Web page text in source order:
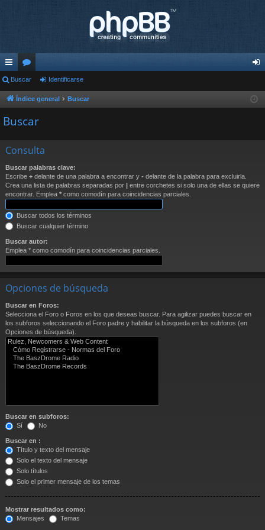
nl
ac
es
pi
do
s
or
os nti
Buscar Identificarse
Índice general Buscar
Buscar
Consulta
Buscar palabras clave:
Escribe + delante de una palabra a encontrar y - delante de la palabra para excluirla.
Crea una lista de palabras separadas por | entre corchetes si solo una de ellas se quiere
encontrar. Emplea * como comodín para coincidencias parciales.
Buscar todos los términos
Buscar cualquier término
Buscar autor:
Emplea * como comodín para coincidencias parciales.
Opciones de búsqueda
Buscar en Foros:
Selecciona el Foro o Foros en los que deseas buscar. Para agilizar puedes buscar en
los subforos seleccionando el Foro padre y habilitar la búsqueda en los subforos (en
Opciones de búsqueda).
Buscar en subforos:
Sí
No
Buscar en :
Título y texto del mensaje
Solo el texto del mensaje
Solo títulos
Solo el primer mensaje de los temas
Mostrar resultados como:
Mensajes
Temas